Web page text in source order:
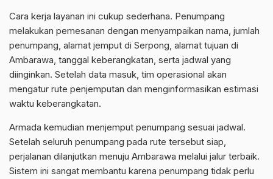
Cara kerja layanan ini cukup sederhana. Penumpang
melakukan pemesanan dengan menyampaikan nama, jumlah
penumpang, alamat jemput di Serpong, alamat tujuan di
Ambarawa, tanggal keberangkatan, serta jadwal yang
diinginkan. Setelah data masuk, tim operasional akan
mengatur rute penjemputan dan menginformasikan estimasi
waktu keberangkatan.
Armada kemudian menjemput penumpang sesuai jadwal.
Setelah seluruh penumpang pada rute tersebut siap,
perjalanan dilanjutkan menuju Ambarawa melalui jalur terbaik.
Sistem ini sangat membantu karena penumpang tidak perlu